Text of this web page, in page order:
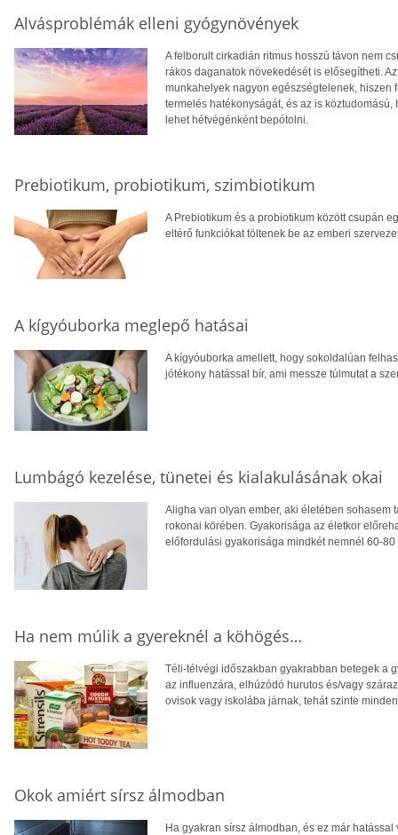
Alvásproblémák elleni gyógynövények
A felborult cirkadián ritmus hosszú távon nem
rákos daganatok növekedését is elősegítheti.
munkahelyek nagyon egészségtelenek,
termelés hatékonyságát, és az is
lehet hétvégénként bepótolni.
Prebiotikum, probiotikum, szimbiotikum
A Prebiotikum és a probiotikum között csupán
eltérő funkciókat töltenek be az emberi
A kígyóuborka meglepő hatásai
A kígyóuborka amellett, hogy sokoldalúan
jótékony hatással bír, ami messze túlmutat a
Lumbágó kezelése, tünetei és kialakulásának okai
Aligha van olyan ember, aki életében
rokonai körében. Gyakorisága az életkor
előfordulási gyakorisága mindkét nemnél 60-
Ha nem múlik a gyereknél a köhögés…
Téli-télvégi időszakban gyakrabban betegek a
az influenzára, elhúzódó hurutos és/vagy
ovisok vagy iskolába járnak, tehát szinte
Okok amiért sírsz álmodban
Ha gyakran sírsz álmodban, és ez már